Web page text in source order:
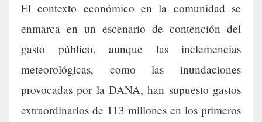
El contexto económico en la comunidad se
enmarca en un escenario de contención del
gasto público, aunque las inclemencias
meteorológicas, como las inundaciones
provocadas por la DANA, han supuesto gastos
extraordinarios de 113 millones en los primeros